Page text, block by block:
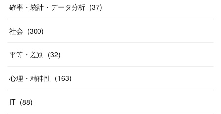
確率・統計・データ分析 (37)
社会 (300)
平等・差別 (32)
心理・精神性 (163)
IT (88)